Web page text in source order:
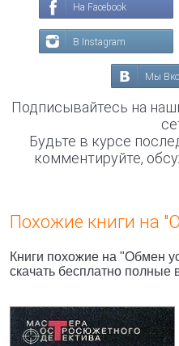
На Facebook
В Instagram
Мы
Подписывайтесь на
Будьте в курсе
комментируйте,
Похожие книги на
Книги похожие на "Обмен
скачать бесплатно полные